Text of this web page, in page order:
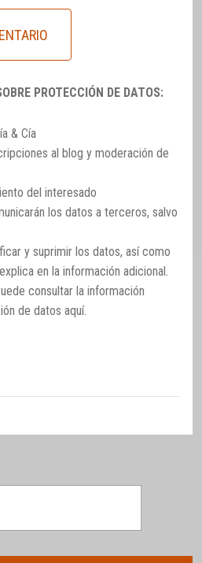
PROTECCIÓN DE DATOS:
& Cía
al blog y moderación de
del interesado
los datos a terceros, salvo
y suprimir los datos, así como
en la información adicional.
consultar la información
de datos aquí.